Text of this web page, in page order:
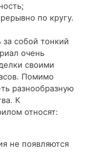
по кругу.
за собой тонкий
очень
своими
Помимо
разнообразную
К
относят:
не появляются